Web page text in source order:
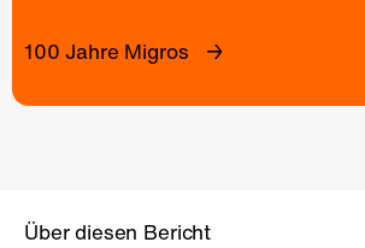
100 Jahre Migros
Über diesen Bericht